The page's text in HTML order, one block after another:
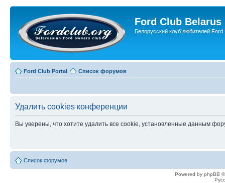
Ford Club Belarus
Белорусский клуб любителей Ford
Ford Club Portal Список форумов
Удалить cookies конференции
Вы уверены, что хотите удалить все cookie, установленные данным
Список форумов
Powered by phpBB